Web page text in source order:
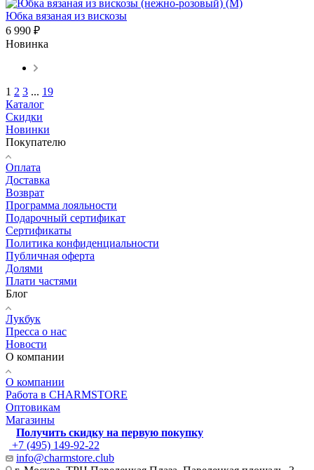
Юбка вязаная из вискозы
6 990 ₽
Новинка
1 2 3 ... 19
Каталог
Скидки
Новинки
Покупателю
Оплата
Доставка
Возврат
Программа лояльности
Подарочный сертификат
Сертификаты
Политика конфиденциальности
Публичная оферта
Долями
Плати частями
Блог
Лукбук
Пресса о нас
Новости
О компании
О компании
Работа в CHARMSTORE
Оптовикам
Магазины
Получить скидку на первую покупку
+7 (495) 149-92-22
info@charmstore.club